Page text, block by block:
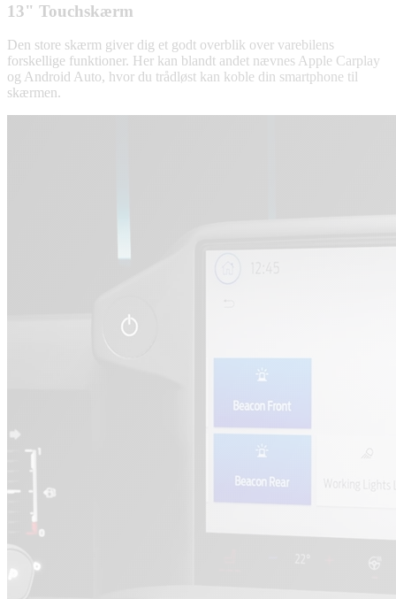
13" Touchskærm
Den store skærm giver dig et godt overblik over varebilens
forskellige funktioner. Her kan blandt andet nævnes Apple Carplay
og Android Auto, hvor du trådløst kan koble din smartphone til
skærmen.